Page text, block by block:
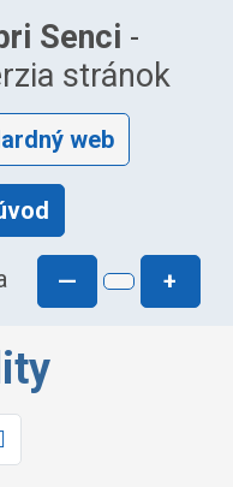
Senci -
stránok
web
— +